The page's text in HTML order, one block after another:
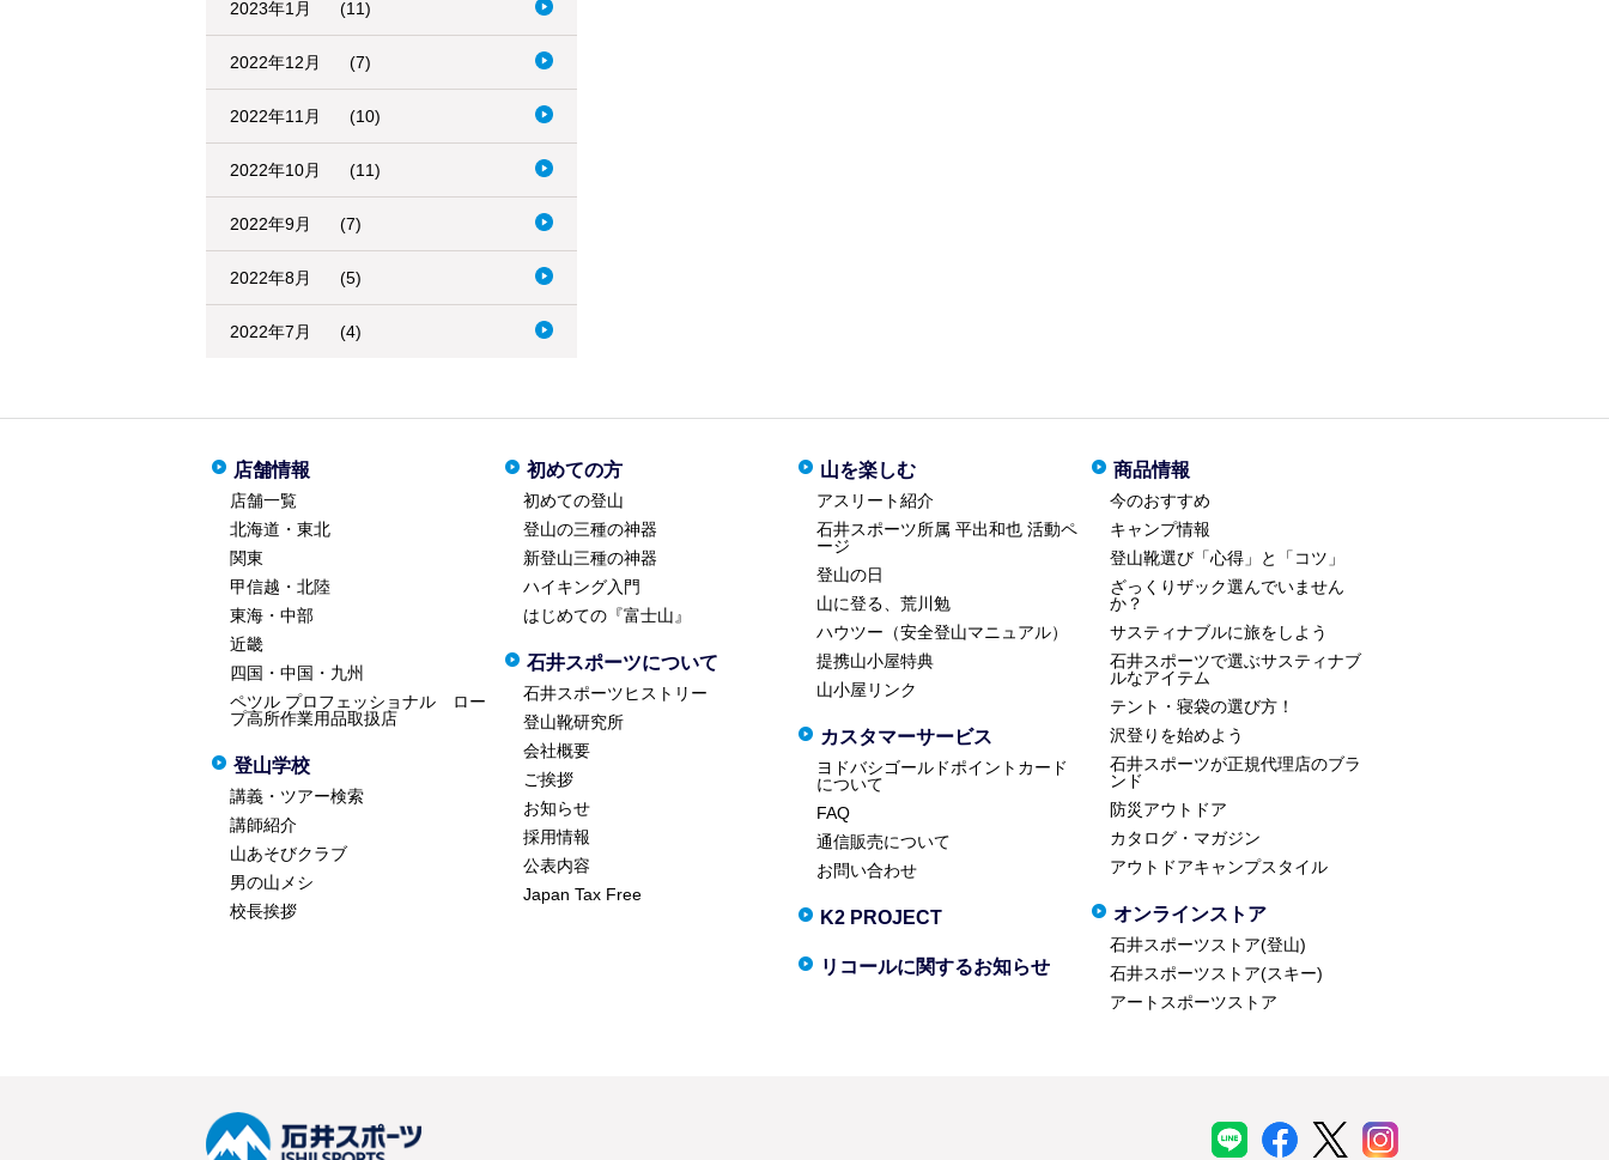
2023年1月 (11)
2022年12月 (7)
2022年11月 (10)
2022年10月 (11)
2022年9月 (7)
2022年8月 (5)
2022年7月 (4)
店舗情報
店舗一覧
北海道・東北
関東
甲信越・北陸
東海・中部
近畿
四国・中国・九州
ペツル プロフェッショナル ロー
プ高所作業用品取扱店
登山学校
講義・ツアー検索
講師紹介
山あそびクラブ
男の山メシ
校長挨拶
初めての方
初めての登山
登山の三種の神器
新登山三種の神器
ハイキング入門
はじめての『富士山』
石井スポーツについて
石井スポーツヒストリー
登山靴研究所
会社概要
ご挨拶
お知らせ
採用情報
公表内容
Japan Tax Free
山を楽しむ
アスリート紹介
石井スポーツ所属 平出和也 活動ペ
ージ
登山の日
山に登る、荒川勉
ハウツー（安全登山マニュアル）
提携山小屋特典
山小屋リンク
カスタマーサービス
ヨドバシゴールドポイントカード
について
FAQ
通信販売について
お問い合わせ
K2 PROJECT
リコールに関するお知らせ
商品情報
今のおすすめ
キャンプ情報
登山靴選び「心得」と「コツ」
ざっくりザック選んでいません
か？
サスティナブルに旅をしよう
石井スポーツで選ぶサスティナブ
ルなアイテム
テント・寝袋の選び方！
沢登りを始めよう
石井スポーツが正規代理店のブラ
ンド
防災アウトドア
カタログ・マガジン
アウトドアキャンプスタイル
オンラインストア
石井スポーツストア(登山)
石井スポーツストア(スキー)
アートスポーツストア